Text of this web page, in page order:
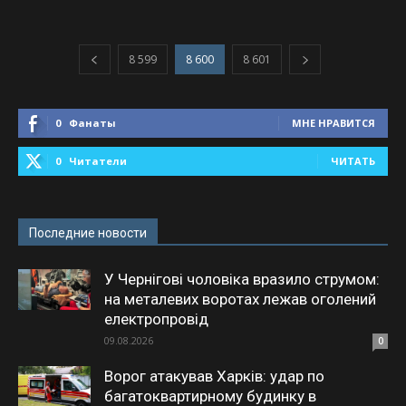
8 599 8 600 8 601
0 Фанаты МНЕ НРАВИТСЯ
0 Читатели ЧИТАТЬ
Последние новости
У Чернігові чоловіка вразило струмом:
на металевих воротах лежав оголений
електропровід
09.08.2026 0
Ворог атакував Харків: удар по
багатоквартирному будинку в